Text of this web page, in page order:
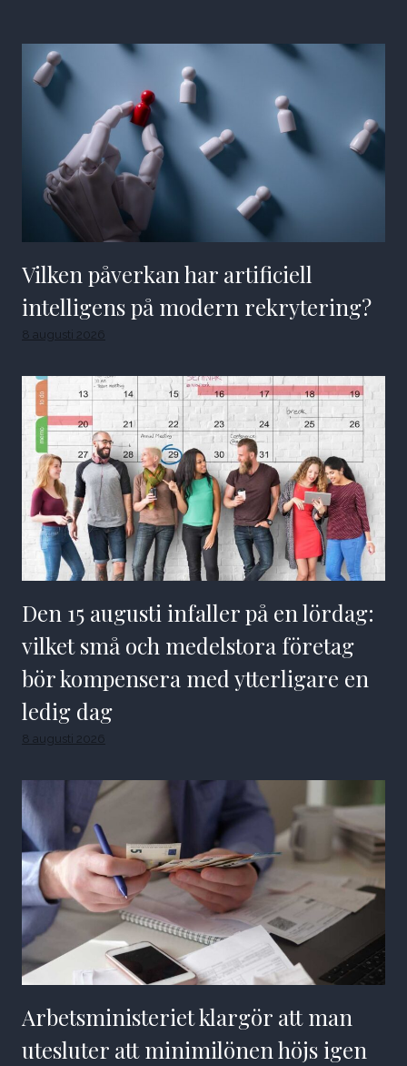
Vilken påverkan har artificiell
intelligens på modern rekrytering?
8 augusti 2026
Den 15 augusti infaller på en lördag:
vilket små och medelstora företag
bör kompensera med ytterligare en
ledig dag
8 augusti 2026
Arbetsministeriet klargör att man
utesluter att minimilönen höjs igen